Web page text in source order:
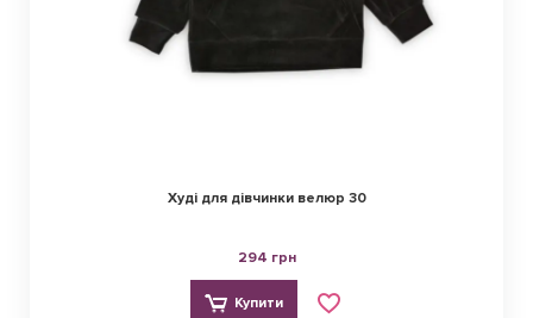
Худі для дівчинки велюр 30
294 грн
Купити